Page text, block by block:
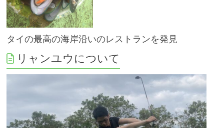
タイの最高の海岸沿いのレストランを発見
リャンユウについて